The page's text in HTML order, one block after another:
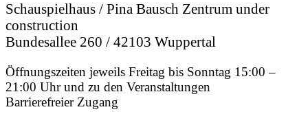
Schauspielhaus / Pina Bausch Zentrum under
construction
Bundesallee 260 / 42103 Wuppertal
Öffnungszeiten jeweils Freitag bis Sonntag 15:00 –
21:00 Uhr und zu den Veranstaltungen
Barrierefreier Zugang